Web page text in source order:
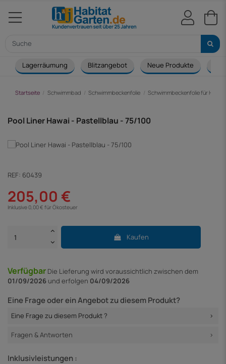
Lagerräumung Blitzangebot Neue Produkte
Startseite Schwimmbad Schwimmbeckenfolie Schwimmbeckenfolie für Holz-
Pool Liner Hawai - Pastellblau - 75/100
REF: 60439
205,00 €
Inklusive 0,00 € für Ökosteuer
Kaufen
Verfügbar Die Lieferung wird voraussichtlich zwischen dem
01/09/2026 und erfolgen 04/09/2026
Eine Frage oder ein Angebot zu diesem Produkt?
Eine Frage zu diesem Produkt ?
Fragen & Antworten
Inklusivleistungen :